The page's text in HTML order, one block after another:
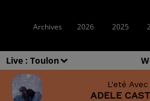
Live : Toulon
L'eté Avec
ADELE
Archives 2026 2025